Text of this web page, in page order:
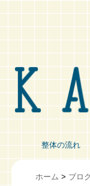
整体の流れ
ホーム > ブロ